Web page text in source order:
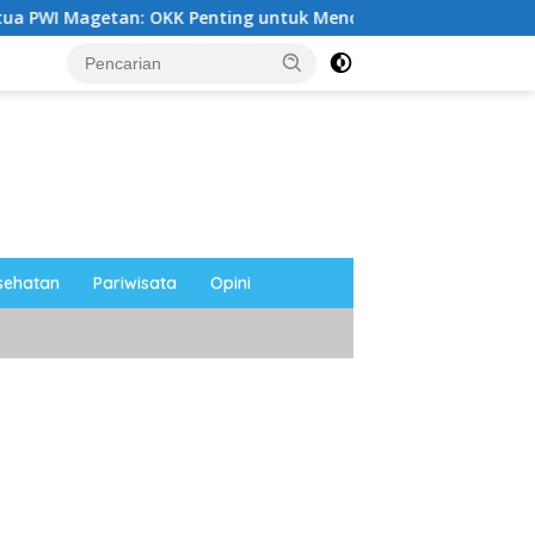
Penting untuk Mencetak Wartawan Profesional,
Pariwisata Opini